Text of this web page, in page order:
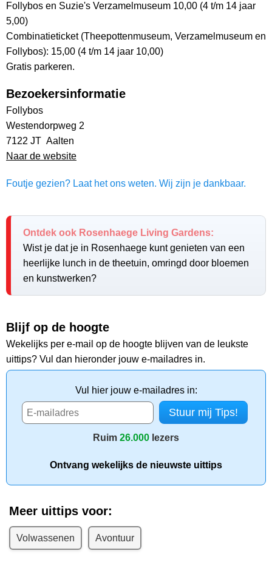
Follybos en Suzie's Verzamelmuseum 10,00 (4 t/m 14 jaar
5,00)
Combinatieticket (Theepottenmuseum, Verzamelmuseum en
Follybos): 15,00 (4 t/m 14 jaar 10,00)
Gratis parkeren.
Bezoekersinformatie
Follybos
Westendorpweg 2
7122 JT Aalten
Naar de website
Foutje gezien? Laat het ons weten. Wij zijn je dankbaar.
Ontdek ook Rosenhaege Living Gardens:
Wist je dat je in Rosenhaege kunt genieten van een
heerlijke lunch in de theetuin, omringd door bloemen
en kunstwerken?
Blijf op de hoogte
Wekelijks per e-mail op de hoogte blijven van de leukste
uittips? Vul dan hieronder jouw e-mailadres in.
Vul hier jouw e-mailadres in:
Ruim 26.000 lezers
Ontvang wekelijks de nieuwste uittips
Meer uittips voor:
Volwassenen Avontuur